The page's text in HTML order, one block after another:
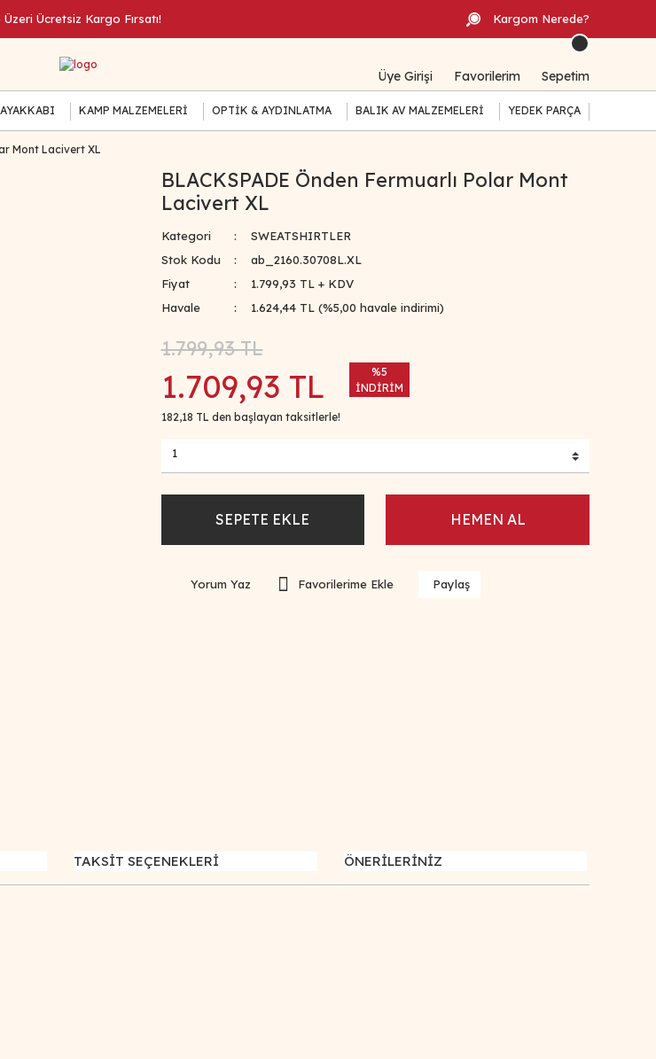
Ücretsiz Kargo Fırsatı! Kargom Nerede?
Üye Girişi Favorilerim Sepetim
KAMP MALZEMELERİ OPTİK & AYDINLATMA BALIK AV MALZEMELERİ YEDEK PARÇA
Mont Lacivert XL
BLACKSPADE Önden Fermuarlı Polar Mont
Lacivert XL
Kategori
SWEATSHIRTLER
Stok Kodu
ab_2160.30708L.XL
Fiyat
1.799,93 TL + KDV
Havale
1.624,44 TL (%5,00 havale indirimi)
1.799,93 TL
1.709,93 TL
182,18 TL den başlayan taksitlerle!
%5
İNDİRİM
SEPETE EKLE HEMEN AL
Yorum Yaz Paylaş
TAKSİT SEÇENEKLERİ ÖNERİLERİNİZ